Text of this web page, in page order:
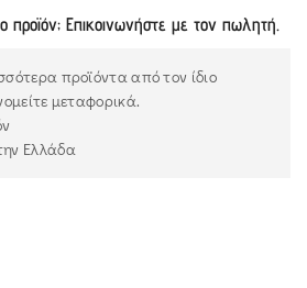
προϊόν; Επικοινωνήστε με τον πωλητή.
προϊόντα από τον ίδιο
μεταφορικά.
Ελλάδα